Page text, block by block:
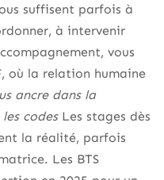
suffisent parfois à
à intervenir
vous
où la relation humaine
ancre dans la
codesLes stages dès
la réalité, parfois
Les BTS